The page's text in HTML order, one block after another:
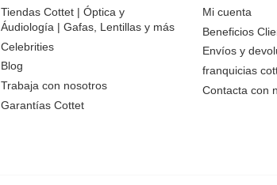
Tiendas Cottet | Óptica y
Áudiología | Gafas, Lentillas y más
Celebrities
Blog
Trabaja con nosotros
Garantías Cottet
Mi cuenta
Beneficios
Envíos y
franquicias
Contacta con